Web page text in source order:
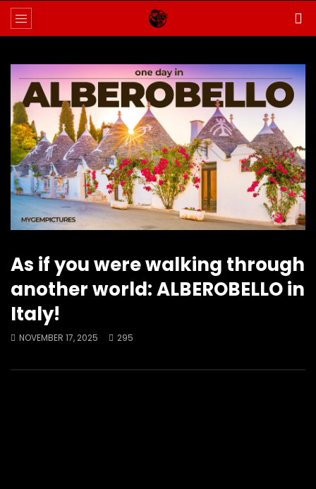
As if you were walking through
another world: ALBEROBELLO in
Italy!
NOVEMBER 17, 2025 295